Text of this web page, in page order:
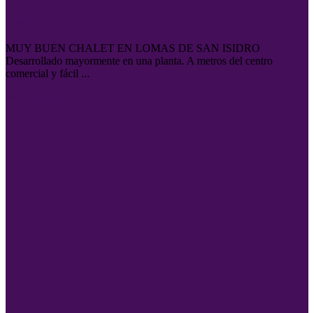
MUY BUEN CHALET EN LOMAS DE SAN ISIDRO
Desarrollado mayormente en una planta. A metros del centro
comercial y fácil ...